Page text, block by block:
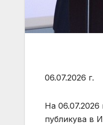
06.07.2026 г.
На 06.07.2026
публикува в